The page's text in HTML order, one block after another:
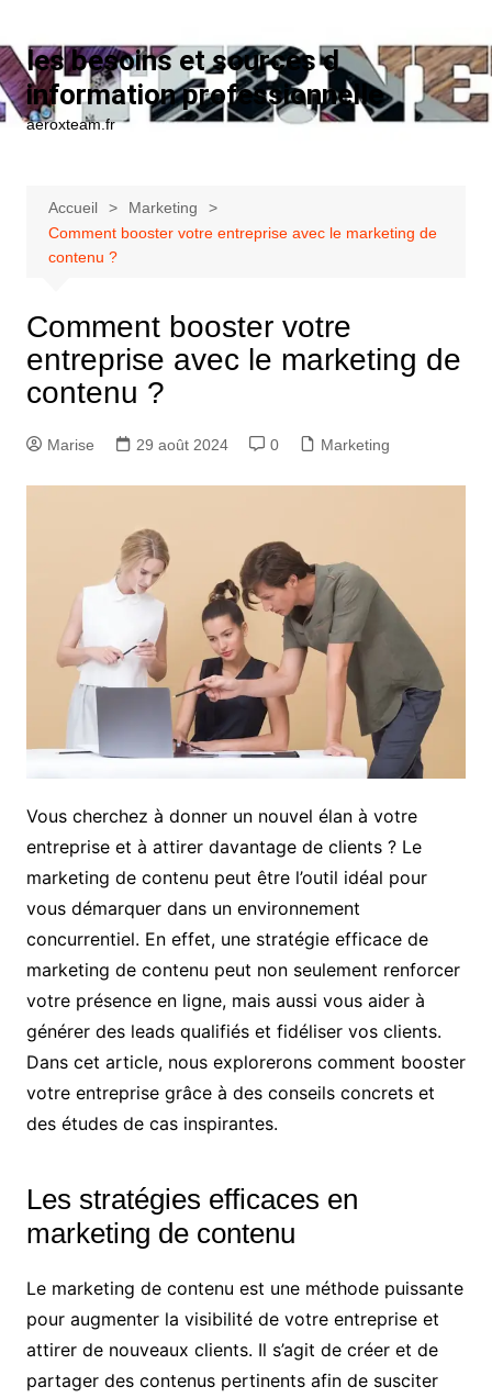
les besoins et sources d
information professionnelle
aeroxteam.fr
Accueil
Marketing
Comment booster votre entreprise avec le marketing de
contenu ?
Comment booster votre
entreprise avec le marketing de
contenu ?
Marise 29 août 2024 0 Marketing
Vous cherchez à donner un nouvel élan à votre
entreprise et à attirer davantage de clients ? Le
marketing de contenu peut être l’outil idéal pour
vous démarquer dans un environnement
concurrentiel. En effet, une stratégie efficace de
marketing de contenu peut non seulement renforcer
votre présence en ligne, mais aussi vous aider à
générer des leads qualifiés et fidéliser vos clients.
Dans cet article, nous explorerons comment booster
votre entreprise grâce à des conseils concrets et
des études de cas inspirantes.
Les stratégies efficaces en
marketing de contenu
Le marketing de contenu est une méthode puissante
pour augmenter la visibilité de votre entreprise et
attirer de nouveaux clients. Il s’agit de créer et de
partager des contenus pertinents afin de susciter